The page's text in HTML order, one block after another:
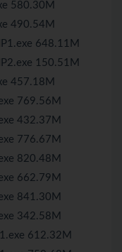
580.30M
490.54M
648.11M
150.51M
457.18M
769.56M
432.37M
776.67M
820.48M
662.79M
841.30M
342.58M
612.32M